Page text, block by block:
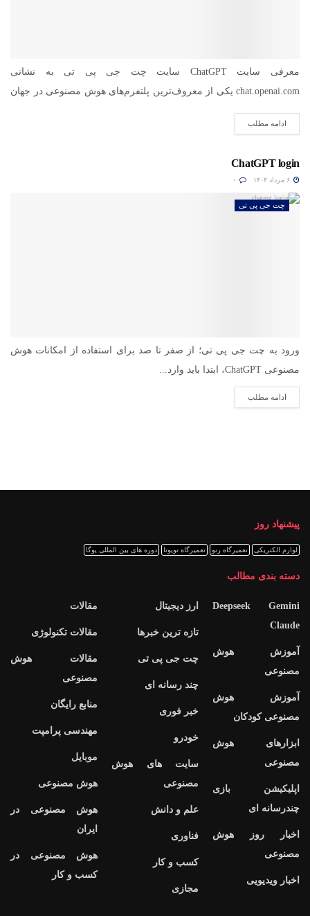
معرفی سایت ChatGPT سایت چت جی پی تی به نشانی
chat.openai.com یکی از معروف‌ترین پلتفرم‌های هوش مصنوعی در جهان
ادامه مطلب
ChatGPT login
چت جی پی تی
ورود به چت جی پی تی؛ از صفر تا صد برای استفاده از امکانات هوش
مصنوعی ChatGPT، ابتدا باید وارد...
ادامه مطلب
پیشنهاد روز
لوازم الکتریکی تعمیرگاه رنو تعمیرگاه تویوتا دوره های بین المللی یوگا
دسته بندی مطالب
Deepseek Gemini
Claude
آموزش هوش
مصنوعی
آموزش هوش
مصنوعی کودکان
ابزارهای هوش
مصنوعی
اپلیکیشن بازی
چندرسانه ای
اخبار روز هوش
مصنوعی
اخبار ویدیویی
ارز دیجیتال
تازه ترین خبرها
چت جی پی تی
چند رسانه ای
خبر فوری
خودرو
سایت های هوش
مصنوعی
علم و دانش
فناوری
کسب و کار
مجازی
مقالات
مقالات تکنولوژی
مقالات هوش
مصنوعی
منابع رایگان
مهندسی پرامپت
موبایل
هوش مصنوعی
هوش مصنوعی در
ایران
هوش مصنوعی در
کسب و کار